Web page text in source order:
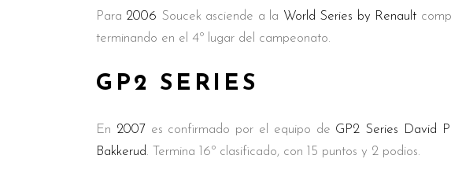
Para 2006 Soucek asciende a la World Series by Renault
terminando en el 4º lugar del campeonato.
GP2 SERIES
En 2007 es confirmado por el equipo de GP2 Series David
Bakkerud. Termina 16º clasificado, con 15 puntos y 2 podios.